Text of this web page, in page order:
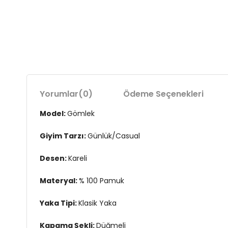
Yorumlar(0) Ödeme Seçenekleri
Model:Gömlek
Giyim Tarzı:Günlük/Casual
Desen:Kareli
Materyal:% 100 Pamuk
Yaka Tipi:Klasik Yaka
Kapama Şekli:Düğmeli